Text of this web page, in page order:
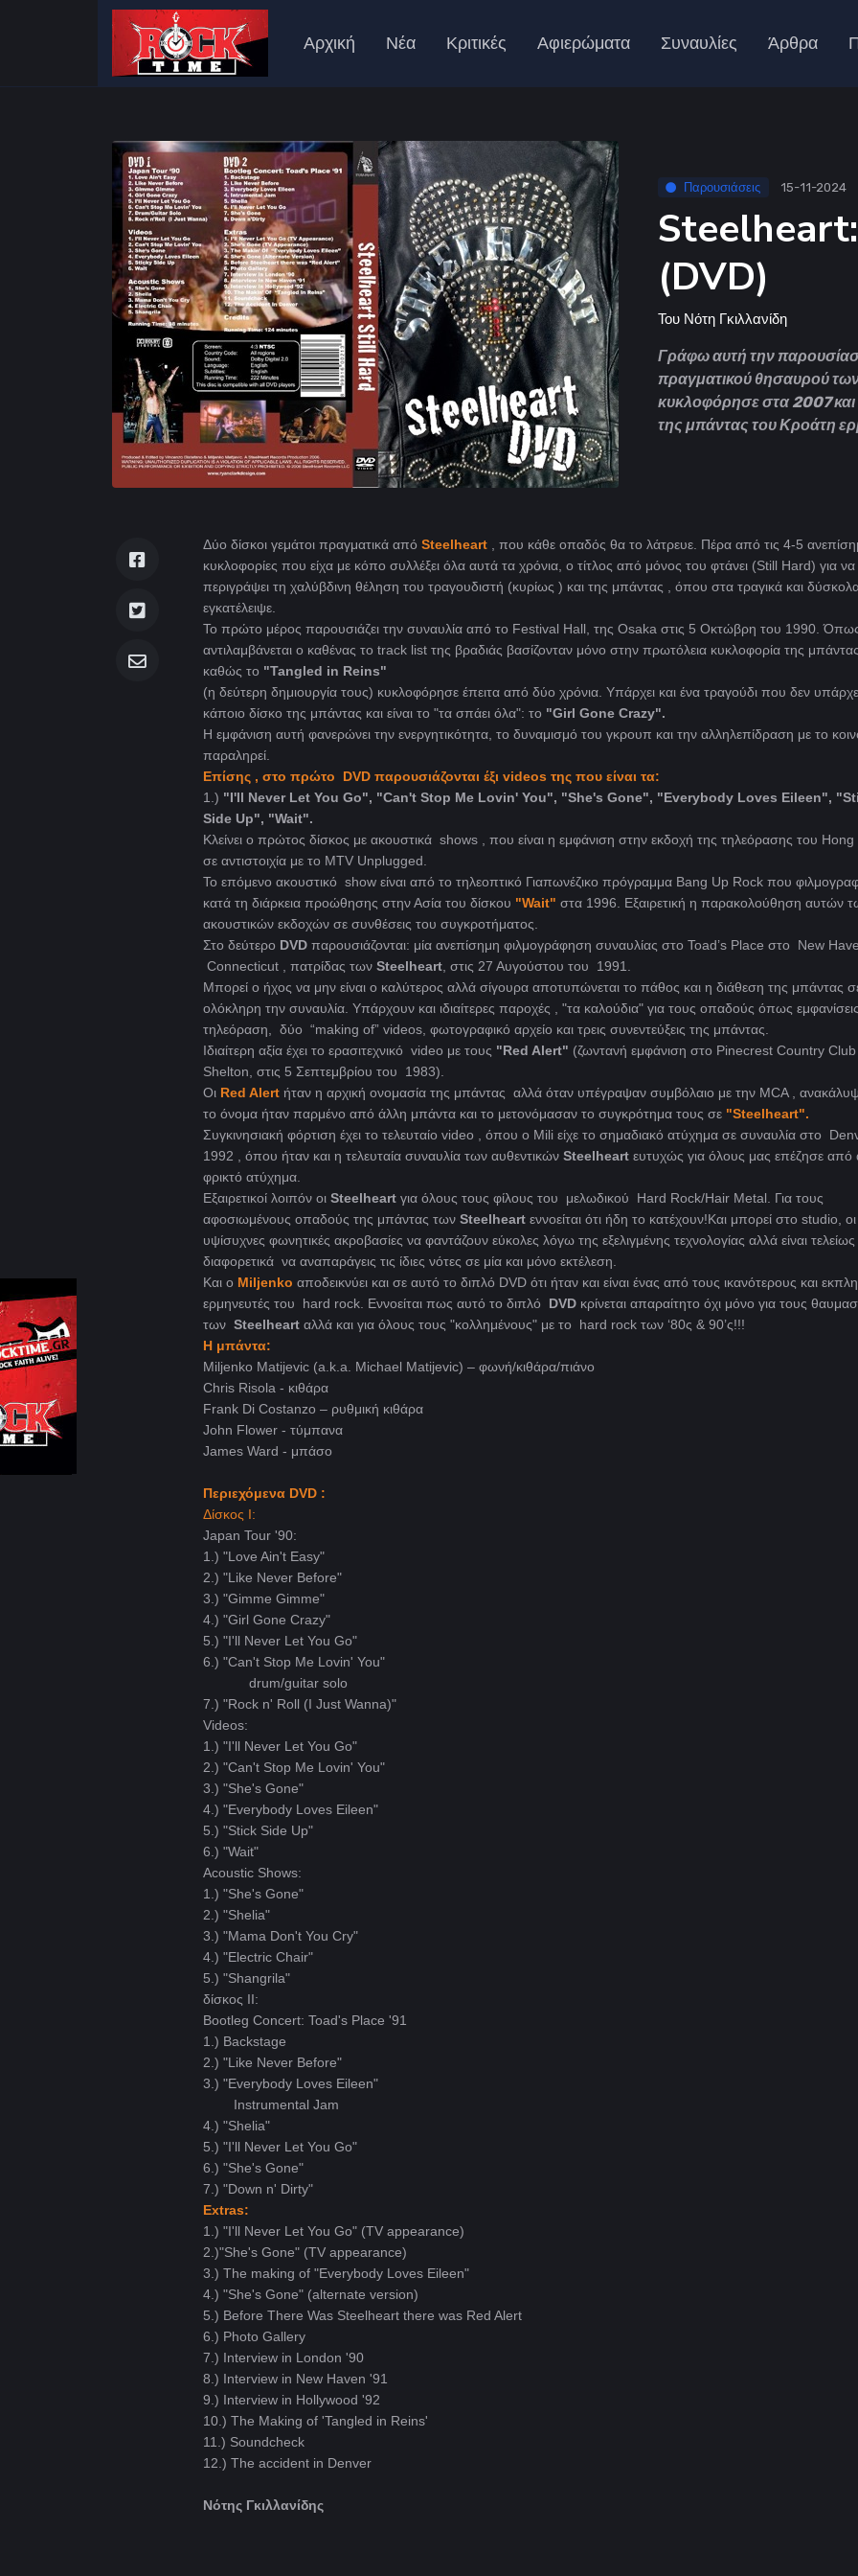
Αρχική Νέα Κριτικές Αφιερώματα Συναυλίες Άρθρα
Παρουσιάσεις 15-11-2024
(DVD)
Του Νότη Γκιλλανίδη
Γράφω αυτή την
πραγματικού θησαυρού
κυκλοφόρησε στα 2007
της μπάντας του Κροάτη
Δύο δίσκοι γεμάτοι πραγματικά από Steelheart
, που κάθε οπαδός θα το λάτρευε. Πέρα από τις 4-5
κυκλοφορίες που είχα με κόπο συλλέξει όλα αυτά τα χρόνια, ο τίτλος από μόνος του φτάνει (Still Hard) για να
περιγράψει τη χαλύβδινη θέληση του τραγουδιστή (κυρίως ) και της μπάντας , όπου στα τραγικά και
εγκατέλειψε.
Το πρώτο μέρος παρουσιάζει την συναυλία από το Festival Hall, της Osaka στις 5 Οκτώβρη του 1990.
αντιλαμβάνεται ο καθένας το track list της βραδιάς βασίζονταν μόνο στην πρωτόλεια κυκλοφορία της
καθώς το "Tangled in Reins"
(η δεύτερη δημιουργία τους) κυκλοφόρησε έπειτα από δύο χρόνια. Υπάρχει και ένα τραγούδι που δεν
κάποιο δίσκο της μπάντας και είναι το "τα σπάει όλα": το "Girl Gone Crazy".
Η εμφάνιση αυτή φανερώνει την ενεργητικότητα, το δυναμισμό του γκρουπ και την αλληλεπίδραση με το
παραληρεί.
Επίσης , στο πρώτο DVD παρουσιάζονται έξι videos της που είναι τα:
1.) "I'll Never Let You Go", "Can't Stop Me Lovin' You", "She's Gone", "Everybody Loves Eileen",
Side Up", "Wait".
Κλείνει ο πρώτος δίσκος με ακουστικά shows , που είναι η εμφάνιση στην εκδοχή της τηλεόρασης του
σε αντιστοιχία με το MTV Unplugged.
Το επόμενο ακουστικό show είναι από το τηλεοπτικό Γιαπωνέζικο πρόγραμμα Bang Up Rock που
κατά τη διάρκεια προώθησης στην Ασία του δίσκου "Wait" στα 1996. Εξαιρετική η παρακολούθηση αυτών
ακουστικών εκδοχών σε συνθέσεις του συγκροτήματος.
Στο δεύτερο DVD παρουσιάζονται: μία ανεπίσημη φιλμογράφηση συναυλίας στο Toad’s Place στο New
Connecticut , πατρίδας των Steelheart , στις 27 Αυγούστου του 1991.
Μπορεί ο ήχος να μην είναι ο καλύτερος αλλά σίγουρα αποτυπώνεται το πάθος και η διάθεση της μπάντας
ολόκληρη την συναυλία. Υπάρχουν και ιδιαίτερες παροχές , "τα καλούδια" για τους οπαδούς όπως
τηλεόραση, δύο “making of” videos, φωτογραφικό αρχείο και τρεις συνεντεύξεις της μπάντας.
Ιδιαίτερη αξία έχει το ερασιτεχνικό video με τους "Red Alert" (ζωντανή εμφάνιση στο Pinecrest Country
Shelton, στις 5 Σεπτεμβρίου του 1983).
Οι Red Alert ήταν η αρχική ονομασία της μπάντας αλλά όταν υπέγραψαν συμβόλαιο με την MCA ,
το όνομα ήταν παρμένο από άλλη μπάντα και το μετονόμασαν το συγκρότημα τους σε "Steelheart".
Συγκινησιακή φόρτιση έχει το τελευταίο video , όπου ο Mili είχε το σημαδιακό ατύχημα σε συναυλία στο
1992 , όπου ήταν και η τελευταία συναυλία των αυθεντικών Steelheart ευτυχώς για όλους μας επέζησε από
φρικτό ατύχημα.
Εξαιρετικοί λοιπόν οι Steelheart για όλους τους φίλους του μελωδικού Hard Rock/Hair Metal. Για τους
αφοσιωμένους οπαδούς της μπάντας των Steelheart εννοείται ότι ήδη το κατέχουν!Και μπορεί στο studio, οι
υψίσυχνες φωνητικές ακροβασίες να φαντάζουν εύκολες λόγω της εξελιγμένης τεχνολογίας αλλά είναι τελείως
διαφορετικά να αναπαράγεις τις ίδιες νότες σε μία και μόνο εκτέλεση.
Και ο Miljenko αποδεικνύει και σε αυτό το διπλό DVD ότι ήταν και είναι ένας από τους ικανότερους και
ερμηνευτές του hard rock. Εννοείται πως αυτό το διπλό
DVD κρίνεται απαραίτητο όχι μόνο για τους
των Steelheart αλλά και για όλους τους "κολλημένους" με το hard rock των ‘80ς & 90’ς!!!
Η μπάντα:
Miljenko Matijevic (a.k.a. Michael Matijevic) – φωνή/κιθάρα/πιάνο
Chris Risola - κιθάρα
Frank Di Costanzo – ρυθμική κιθάρα
John Flower - τύμπανα
James Ward - μπάσο
Περιεχόμενα DVD :
Δίσκος I:
Japan Tour '90:
1.) "Love Ain't Easy"
2.) "Like Never Before"
3.) "Gimme Gimme"
4.) "Girl Gone Crazy"
5.) "I'll Never Let You Go"
6.) "Can't Stop Me Lovin' You"
drum/guitar solo
7.) "Rock n' Roll (I Just Wanna)"
Videos:
1.) "I'll Never Let You Go"
2.) "Can't Stop Me Lovin' You"
3.) "She's Gone"
4.) "Everybody Loves Eileen"
5.) "Stick Side Up"
6.) "Wait"
Acoustic Shows:
1.) "She's Gone"
2.) "Shelia"
3.) "Mama Don't You Cry"
4.) "Electric Chair"
5.) "Shangrila"
δίσκος II:
Bootleg Concert: Toad's Place '91
1.) Backstage
2.) "Like Never Before"
3.) "Everybody Loves Eileen"
Instrumental Jam
4.) "Shelia"
5.) "I'll Never Let You Go"
6.) "She's Gone"
7.) "Down n' Dirty"
Extras:
1.) "I'll Never Let You Go" (TV appearance)
2.)"She's Gone" (TV appearance)
3.) The making of "Everybody Loves Eileen"
4.) "She's Gone" (alternate version)
5.) Before There Was Steelheart there was Red Alert
6.) Photo Gallery
7.) Interview in London '90
8.) Interview in New Haven '91
9.) Interview in Hollywood '92
10.) The Making of 'Tangled in Reins'
11.) Soundcheck
12.) The accident in Denver
Νότης Γκιλλανίδης